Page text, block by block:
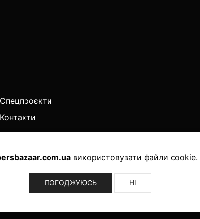
використовувати файли cookie.
ПОГОДЖУЮСЬ НІ
Спецпроєкти
Контакти